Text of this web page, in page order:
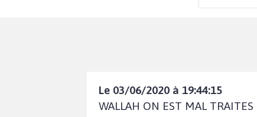
Le 03/06/2020 à 19:44:15
WALLAH ON EST MAL